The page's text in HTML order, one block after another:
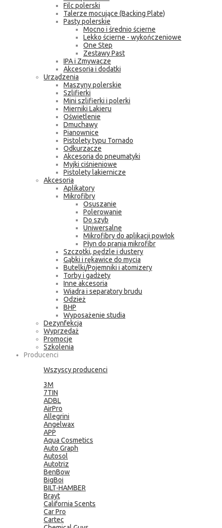
Filc polerski
Talerze mocujące (Backing Plate)
Pasty polerskie
Mocno i średnio ścierne
Lekko ścierne - wykończeniowe
One Step
Zestawy Past
IPA i Zmywacze
Akcesoria i dodatki
Urządzenia
Maszyny polerskie
Szlifierki
Mini szlifierki i polerki
Mierniki Lakieru
Oświetlenie
Dmuchawy
Pianownice
Pistolety typu Tornado
Odkurzacze
Akcesoria do pneumatyki
Myjki ciśnieniowe
Pistolety lakiernicze
Akcesoria
Aplikatory
Mikrofibry
Osuszanie
Polerowanie
Do szyb
Uniwersalne
Mikrofibry do aplikacji powłok
Płyn do prania mikrofibr
Szczotki, pędzle i dustery
Gąbki i rękawice do mycia
Butelki/Pojemniki i atomizery
Torby i gadżety
Inne akcesoria
Wiadra i separatory brudu
Odzież
BHP
Wyposażenie studia
Dezynfekcja
Wyprzedaż
Promocje
Szkolenia
Producenci
Wszyscy producenci
3M
7TIN
ADBL
AirPro
Allegrini
Angelwax
APP
Aqua Cosmetics
Auto Graph
Autosol
Autotriz
BenBow
BigBoi
BILT-HAMBER
Brayt
California Scents
Car Pro
Cartec